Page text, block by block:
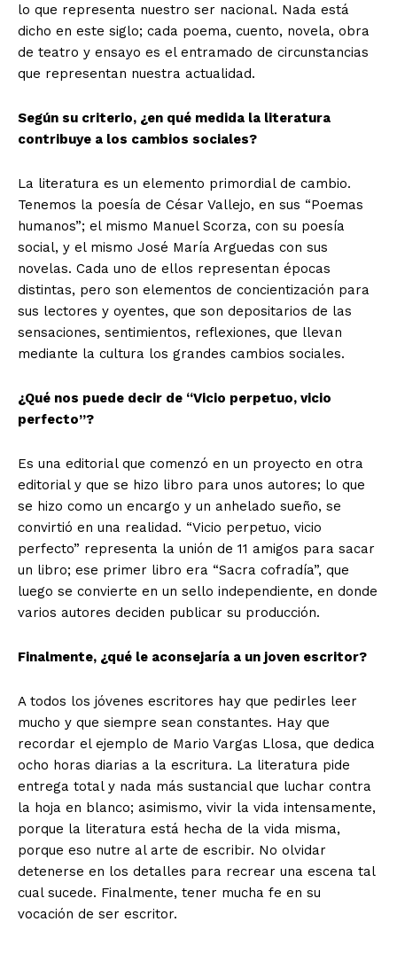
lo que representa nuestro ser nacional. Nada está
dicho en este siglo; cada poema, cuento, novela, obra
de teatro y ensayo es el entramado de circunstancias
que representan nuestra actualidad.
Según su criterio, ¿en qué medida la literatura
contribuye a los cambios sociales?
La literatura es un elemento primordial de cambio.
Tenemos la poesía de César Vallejo, en sus “Poemas
humanos”; el mismo Manuel Scorza, con su poesía
social, y el mismo José María Arguedas con sus
novelas. Cada uno de ellos representan épocas
distintas, pero son elementos de concientización para
sus lectores y oyentes, que son depositarios de las
sensaciones, sentimientos, reflexiones, que llevan
mediante la cultura los grandes cambios sociales.
¿Qué nos puede decir de “Vicio perpetuo, vicio
perfecto”?
Es una editorial que comenzó en un proyecto en otra
editorial y que se hizo libro para unos autores; lo que
se hizo como un encargo y un anhelado sueño, se
convirtió en una realidad. “Vicio perpetuo, vicio
perfecto” representa la unión de 11 amigos para sacar
un libro; ese primer libro era “Sacra cofradía”, que
luego se convierte en un sello independiente, en donde
varios autores deciden publicar su producción.
Finalmente, ¿qué le aconsejaría a un joven escritor?
A todos los jóvenes escritores hay que pedirles leer
mucho y que siempre sean constantes. Hay que
recordar el ejemplo de Mario Vargas Llosa, que dedica
ocho horas diarias a la escritura. La literatura pide
entrega total y nada más sustancial que luchar contra
la hoja en blanco; asimismo, vivir la vida intensamente,
porque la literatura está hecha de la vida misma,
porque eso nutre al arte de escribir. No olvidar
detenerse en los detalles para recrear una escena tal
cual sucede. Finalmente, tener mucha fe en su
vocación de ser escritor.